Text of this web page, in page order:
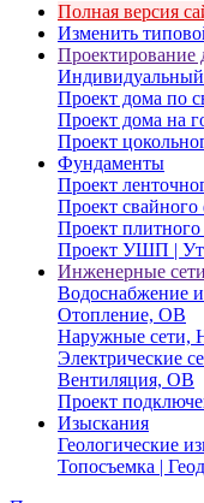
Полная версия
Изменить
Проектирование
Индивидуальный
Проект дома по
Проект дома на
Проект
Фундаменты
Проект
Проект свайного
Проект
Проект УШП |
Инженерные сети
Водоснабжение
Отопление, ОВ
Наружные сети,
Электрические
Вентиляция, ОВ
Проект
Изыскания
Геологические
Топосъемка |